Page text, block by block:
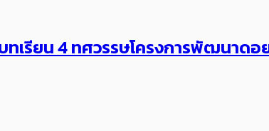
เรียน 4 ทศวรรษโครงการพัฒนาด